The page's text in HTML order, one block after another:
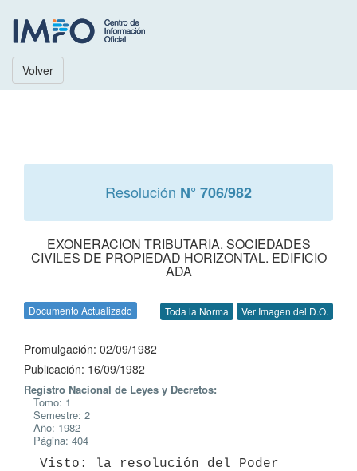
Volver
Resolución N° 706/982
EXONERACION TRIBUTARIA. SOCIEDADES
CIVILES DE PROPIEDAD HORIZONTAL. EDIFICIO
ADA
Documento Actualizado Toda la Norma Ver Imagen del D.O.
Promulgación: 02/09/1982
Publicación: 16/09/1982
Registro Nacional de Leyes y Decretos:
Tomo: 1
Semestre: 2
Año: 1982
Página: 404